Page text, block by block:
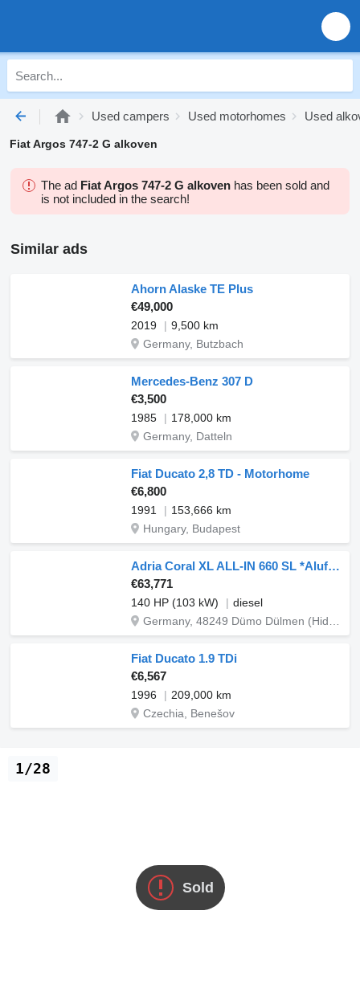
Used campers Used motorhomes Used
Fiat Argos 747-2 G alkoven
The ad Fiat Argos 747-2 G alkoven has been sold and
is not included in the search!
Similar ads
Ahorn Alaske TE Plus
€49,000
2019
9,500 km
Germany, Butzbach
Mercedes-Benz 307 D
€3,500
1985
178,000 km
Germany, Datteln
Fiat Ducato 2,8 TD - Motorhome
€6,800
1991
153,666 km
Hungary, Budapest
Adria Coral XL ALL-IN 660 SL *Alufelgen*
€63,771
140 HP (103 kW)
diesel
Fiat Ducato 1.9 TDi
€6,567
1996
209,000 km
Czechia, Benešov
Sold
1/28